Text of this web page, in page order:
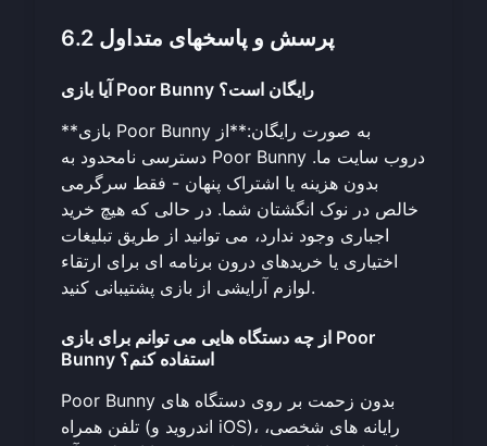
6.2 پرسش و پاسخهای متداول
آیا بازی Poor Bunny رایگان است؟
**بازی Poor Bunny به صورت رایگان:**از
دسترسی نامحدود به Poor Bunny در وب سایت ما.
بدون هزینه یا اشتراک پنهان - فقط سرگرمی
خالص در نوک انگشتان شما. در حالی که هیچ خرید
اجباری وجود ندارد، می توانید از طریق تبلیغات
اختیاری یا خریدهای درون برنامه ای برای ارتقاء
لوازم آرایشی از بازی پشتیبانی کنید.
از چه دستگاه هایی می توانم برای بازی Poor
Bunny استفاده کنم؟
Poor Bunny بدون زحمت بر روی دستگاه های
تلفن همراه (اندروید و iOS)، رایانه های شخصی،